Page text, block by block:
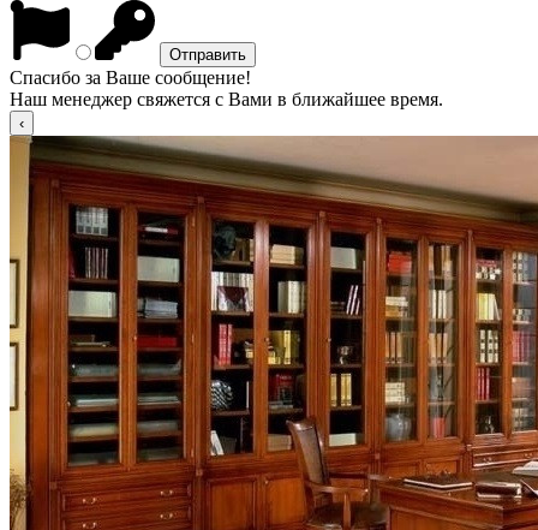
Спасибо за Ваше сообщение!
Наш менеджер свяжется с Вами в ближайшее время.